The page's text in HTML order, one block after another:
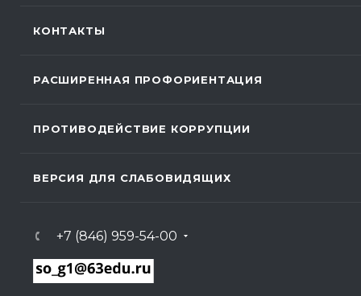
КОНТАКТЫ
РАСШИРЕННАЯ ПРОФОРИЕНТАЦИЯ
ПРОТИВОДЕЙСТВИЕ КОРРУПЦИИ
ВЕРСИЯ ДЛЯ СЛАБОВИДЯЩИХ
+7 (846) 959-54-00